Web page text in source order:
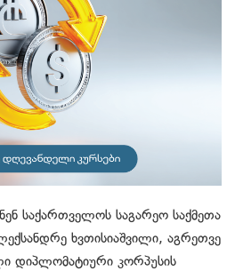
საქართველოს საგარეო საქმეთა
ხვთისიაშვილი, აგრეთვე
დიპლომატიური კორპუსის